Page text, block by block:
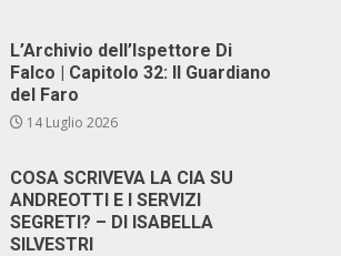
L’Archivio dell’Ispettore Di
Falco | Capitolo 32: Il Guardiano
del Faro
14 Luglio 2026
COSA SCRIVEVA LA CIA SU
ANDREOTTI E I SERVIZI
SEGRETI? – DI ISABELLA
SILVESTRI